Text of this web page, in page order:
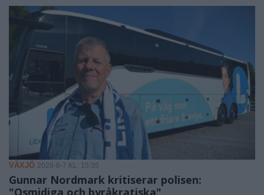
VÄXJÖ 2026-8-7 KL. 15:35
Gunnar Nordmark kritiserar polisen: